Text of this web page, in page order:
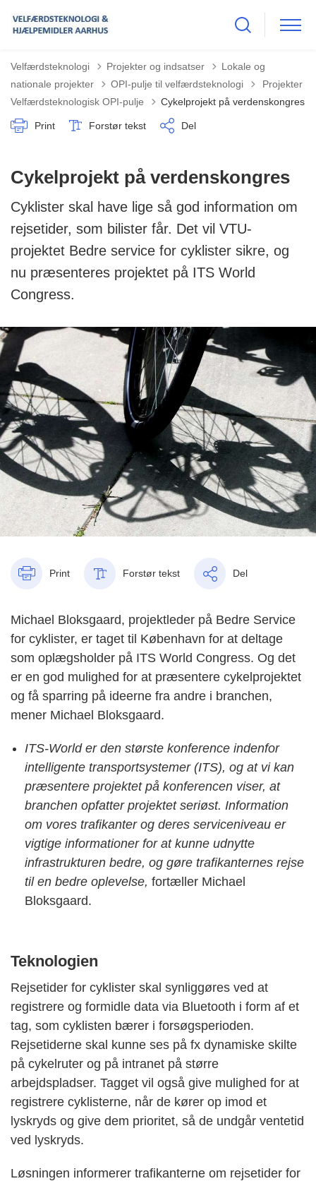
Velfærdsteknologi Projekter og indsatser
Lokale og
nationale projekter
OPI-pulje til velfærdsteknologi Tilbage til
Projekter
Velfærdsteknologisk OPI-pulje
Cykelprojekt på verdenskongres
Print Forstør tekst Del
Cykelprojekt på verdenskongres
Cyklister skal have lige så god information om
rejsetider, som bilister får. Det vil VTU-
projektet Bedre service for cyklister sikre, og
nu præsenteres projektet på ITS World
Congress.
Print Forstør tekst Del
Michael Bloksgaard, projektleder på Bedre Service
for cyklister, er taget til København for at deltage
som oplægsholder på ITS World Congress. Og det
er en god mulighed for at præsentere cykelprojektet
og få sparring på ideerne fra andre i branchen,
mener Michael Bloksgaard.
ITS-World er den største konference indenfor
intelligente transportsystemer (ITS), og at vi kan
præsentere projektet på konferencen viser, at
branchen opfatter projektet seriøst. Information
om vores trafikanter og deres serviceniveau er
vigtige informationer for at kunne udnytte
infrastrukturen bedre, og gøre trafikanternes rejse
til en bedre oplevelse, fortæller Michael
Bloksgaard.
Teknologien
Rejsetider for cyklister skal synliggøres ved at
registrere og formidle data via Bluetooth i form af et
tag, som cyklisten bærer i forsøgsperioden.
Rejsetiderne skal kunne ses på fx dynamiske skilte
på cykelruter og på intranet på større
arbejdspladser. Tagget vil også give mulighed for at
registrere cyklisterne, når de kører op imod et
lyskryds og give dem prioritet, så de undgår ventetid
ved lyskryds.
Løsningen informerer trafikanterne om rejsetider for